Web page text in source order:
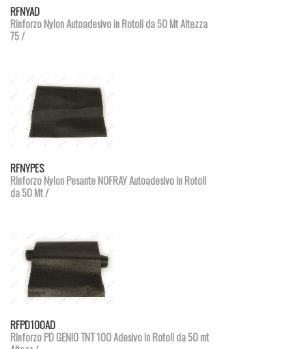
RFNYAD
Rinforzo Nylon Autoadesivo in Rotoli da 50 Mt Altezza
75 /
RFNYPES
Rinforzo Nylon Pesante NOFRAY Autoadesivo in Rotoli
da 50 Mt /
RFPD100AD
Rinforzo PD GENIO TNT 100 Adesivo in Rotoli da 50 mt